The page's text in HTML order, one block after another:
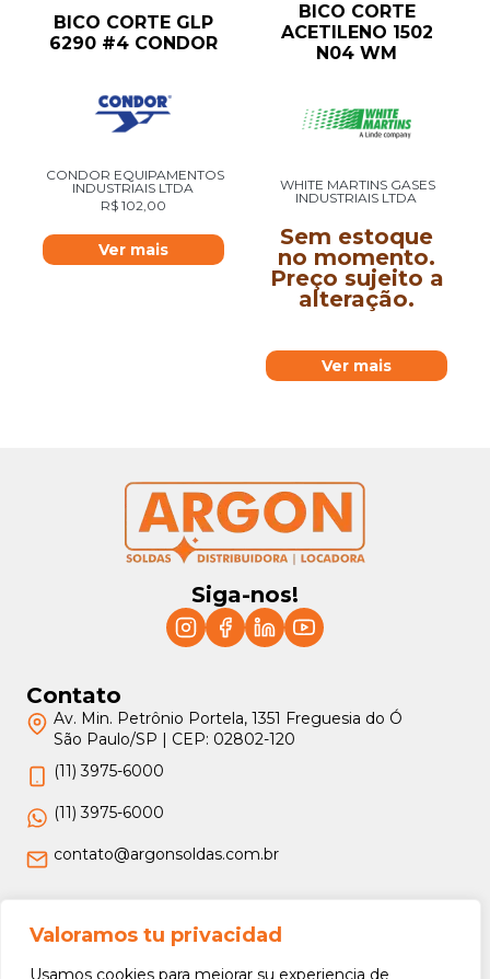
Valoramos tu privacidad
Usamos cookies para mejorar su experiencia de
BICO CORTE GLP
6290 #4 CONDOR
CONDOR EQUIPAMENTOS
INDUSTRIAIS LTDA
R$ 102,00
Ver mais
BICO CORTE
ACETILENO 1502
N04 WM
WHITE MARTINS GASES
INDUSTRIAIS LTDA
Sem estoque
no momento.
Preço sujeito a
alteração.
Ver mais
Siga-nos!
Contato
Av. Min. Petrônio Portela, 1351 Freguesia do Ó
São Paulo/SP | CEP: 02802-120
(11) 3975-6000
(11) 3975-6000
contato@argonsoldas.com.br
Jurídico
Termos e Condições